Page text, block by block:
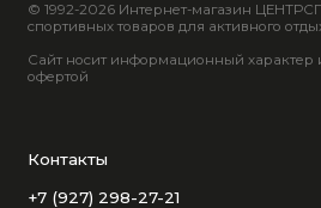
© 1992-2026 Интернет-магазин
спортивных товаров для активного
Сайт носит информационный характер
офертой
Контакты
+7 (927) 298-27-21